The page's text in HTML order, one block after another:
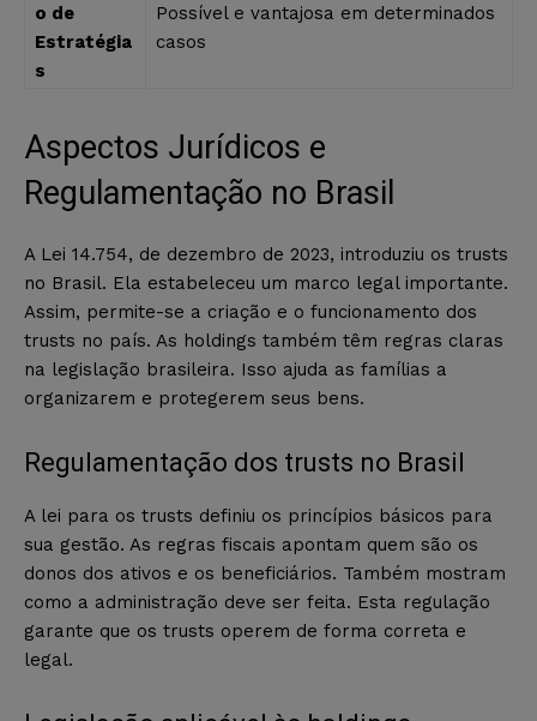
o de
Estratégia
s
Possível e vantajosa em determinados
casos
Aspectos Jurídicos e
Regulamentação no Brasil
A Lei 14.754, de dezembro de 2023, introduziu os trusts
no Brasil. Ela estabeleceu um marco legal importante.
Assim, permite-se a criação e o funcionamento dos
trusts no país. As holdings também têm regras claras
na legislação brasileira. Isso ajuda as famílias a
organizarem e protegerem seus bens.
Regulamentação dos trusts no Brasil
A lei para os trusts definiu os princípios básicos para
sua gestão. As regras fiscais apontam quem são os
donos dos ativos e os beneficiários. Também mostram
como a administração deve ser feita. Esta regulação
garante que os trusts operem de forma correta e
legal.